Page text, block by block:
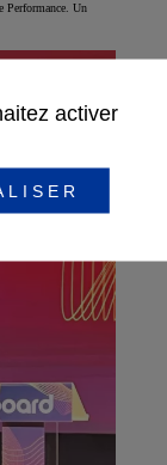
Performance. Un
activer